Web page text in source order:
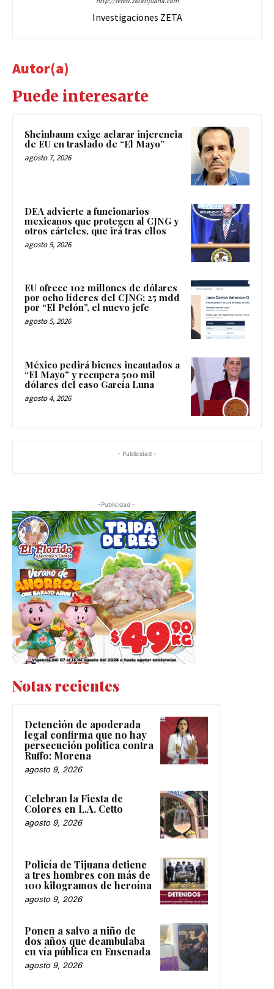
Investigaciones ZETA
Autor(a)
Puede interesarte
Sheinbaum exige aclarar injerencia
de EU en traslado de “El Mayo”
agosto 7, 2026
DEA advierte a funcionarios
mexicanos que protegen al CJNG y
otros cárteles, que irá tras ellos
agosto 5, 2026
EU ofrece 102 millones de dólares
por ocho líderes del CJNG; 25 mdd
por “El Pelón”, el nuevo jefe
agosto 5, 2026
México pedirá bienes incautados a
“El Mayo” y recupera 500 mil
dólares del caso García Luna
agosto 4, 2026
- Publicidad -
-Publicidad -
Notas recientes
Detención de apoderada
legal confirma que no hay
persecución política contra
Ruffo: Morena
agosto 9, 2026
Celebran la Fiesta de
Colores en L.A. Cetto
agosto 9, 2026
Policía de Tijuana detiene
a tres hombres con más de
100 kilogramos de heroína
agosto 9, 2026
Ponen a salvo a niño de
dos años que deambulaba
en vía pública en Ensenada
agosto 9, 2026